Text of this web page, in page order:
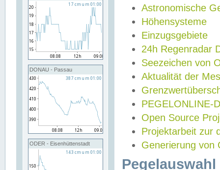
DONAU - Passau
ODER - Eisenhüttenstadt
Astronomische
Höhensysteme
Einzugsgebiete
24h Regenradar
Seezeichen von
Aktualität der
PEGELONLINE-
Open Source
Projektarbeit zur
Generierung von